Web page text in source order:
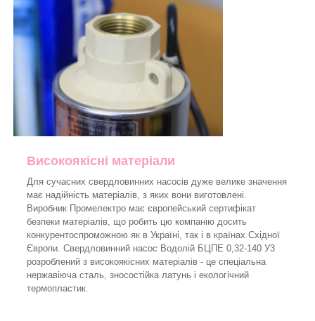
Високоякісні матеріали
Для сучасних свердловинних насосів дуже велике значення
має надійність матеріалів, з яких вони виготовлені.
Виробник Промелектро має європейський сертифікат
безпеки матеріалів, що робить цю компанію досить
конкурентоспроможною як в Україні, так і в країнах Східної
Європи. Свердловинний насос Водолій БЦПЕ 0,32-140 У3
розроблений з високоякісних матеріалів - це спеціальна
нержавіюча сталь, зносостійка латунь і екологічний
термопластик.